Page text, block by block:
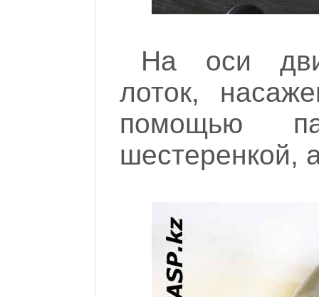
На оси
лоток,
помощью
шестеренкой,